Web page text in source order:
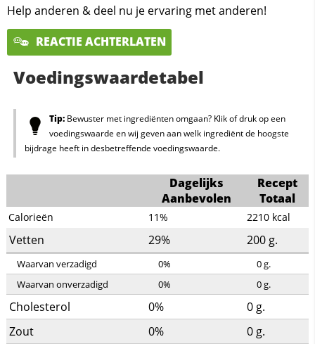
Help anderen & deel nu je ervaring met anderen!
REACTIE ACHTERLATEN
Voedingswaardetabel
Tip:Bewuster met ingrediënten omgaan? Klik of druk op een
voedingswaarde en wij geven aan welk ingrediënt de hoogste
bijdrage heeft in desbetreffende voedingswaarde.
Dagelijks
Aanbevolen
Recept
Totaal
Calorieën 11% 2210 kcal
Vetten 29% 200 g.
Waarvan verzadigd 0% 0g.
Waarvan onverzadigd
0% 0g.
Cholesterol 0% 0 g.
Zout
0% 0 g.